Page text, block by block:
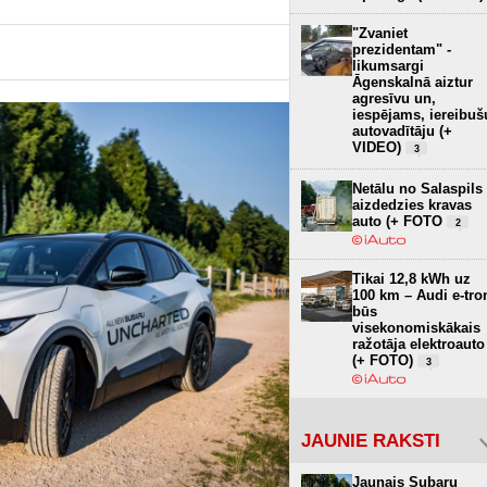
"Zvaniet
prezidentam" -
likumsargi
Āgenskalnā aiztur
agresīvu un,
iespējams,
autovadītāju (+
VIDEO)
3
Netālu no Salaspils
aizdedzies kravas
auto (+ FOTO
2
Tikai 12,8 kWh uz
100 km – Audi e-
būs
visekonomiskākais
ražotāja elektroauto
(+ FOTO)
3
JAUNIE RAKSTI
Jaunais Subaru